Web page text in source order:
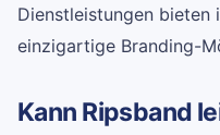
Dienstleistungen
einzigartige Branding-
Kann Ripsband